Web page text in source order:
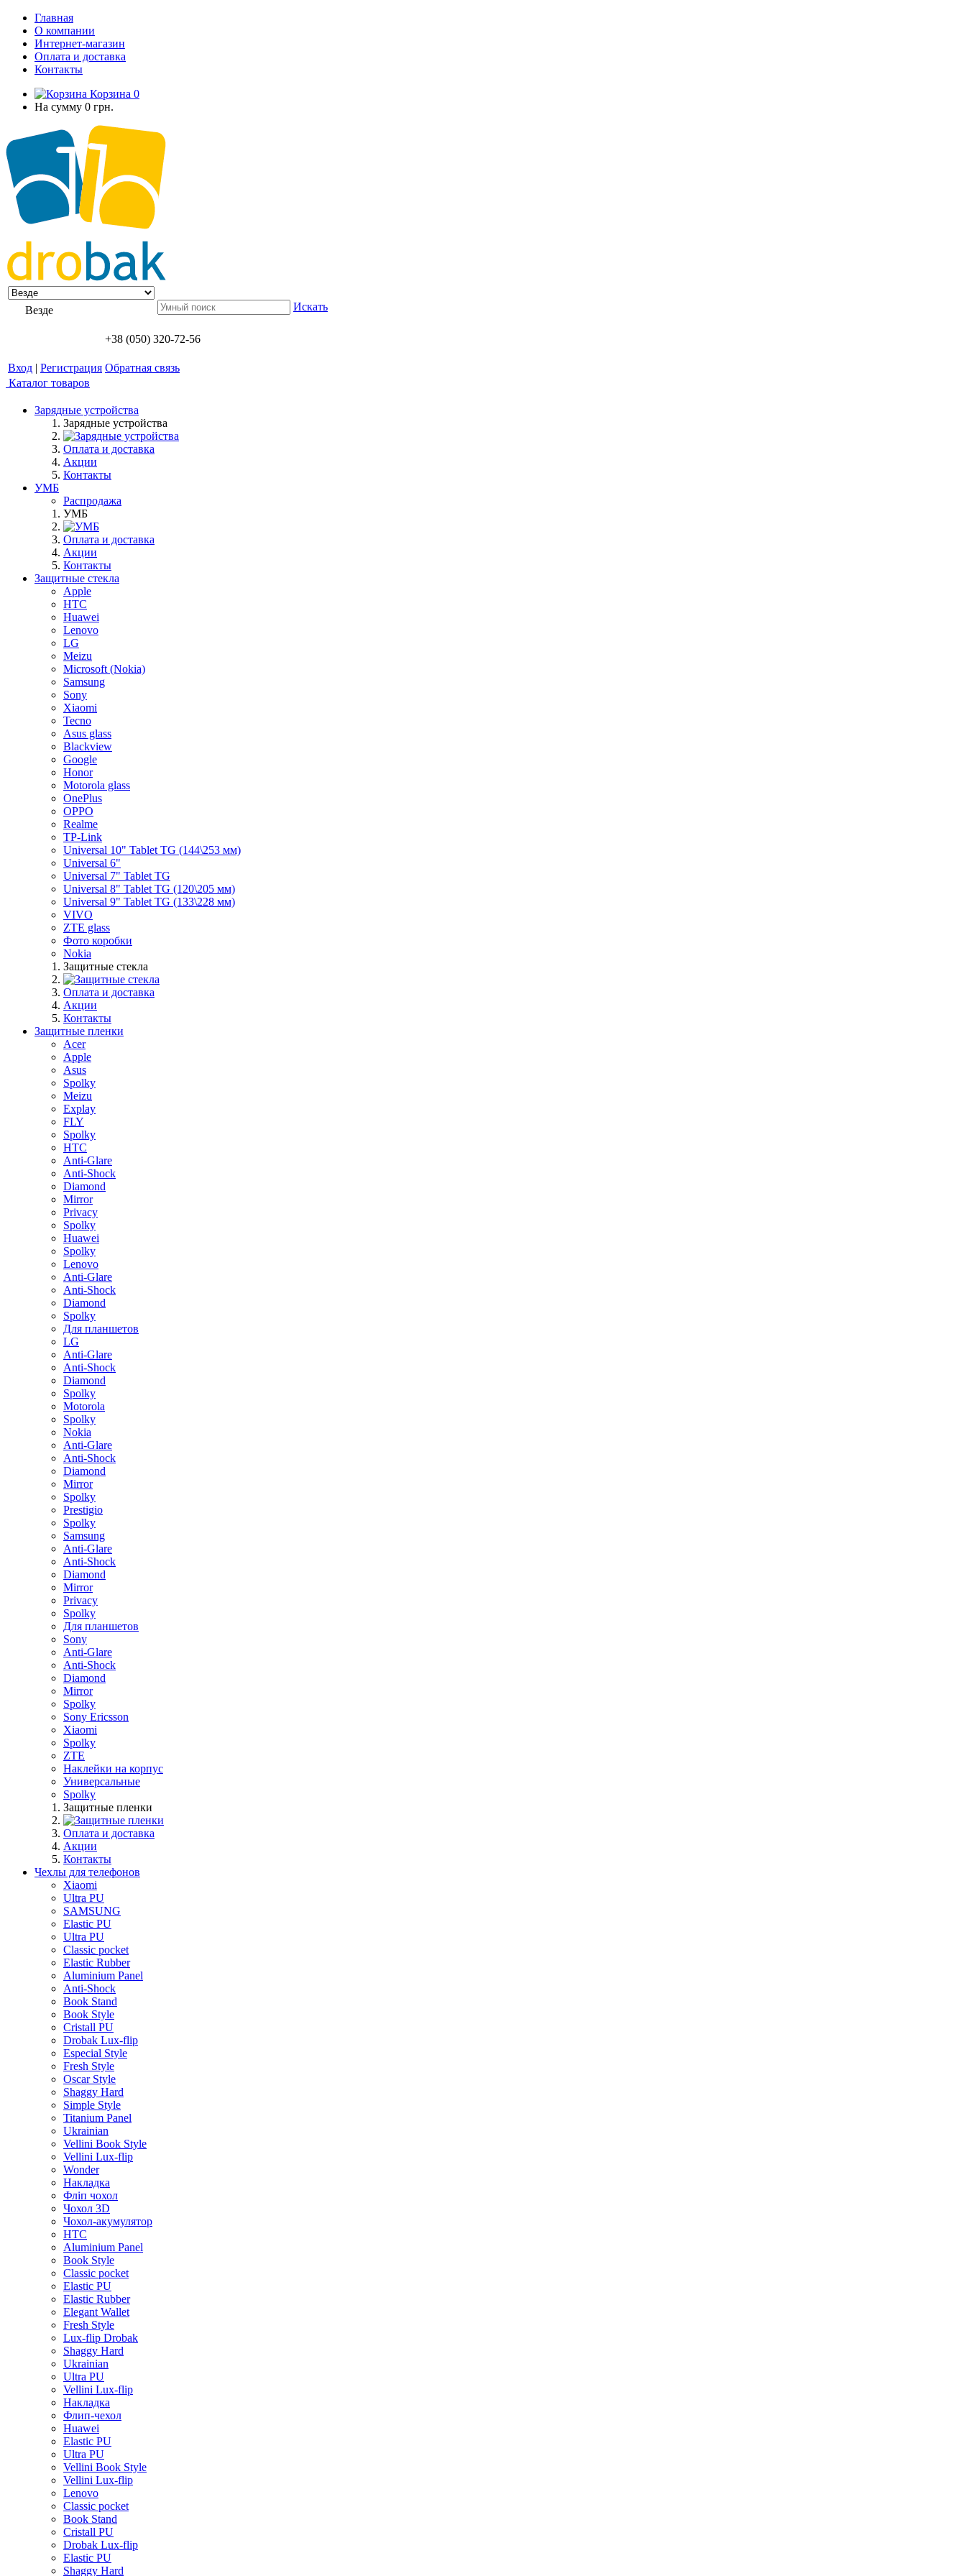
Главная
О компании
Интернет-магазин
Оплата и доставка
Контакты
Корзина 0
На сумму 0 грн.
Везде Искать
+38 (050) 320-72-56
Вход | Регистрация Обратная связь
Каталог товаров
Зарядные устройства
Зарядные устройства
Оплата и доставка
Акции
Контакты
УМБ
Распродажа
УМБ
Оплата и доставка
Акции
Контакты
Защитные стекла
Apple
HTC
Huawei
Lenovo
LG
Meizu
Microsoft (Nokia)
Samsung
Sony
Xiaomi
Tecno
Asus glass
Blackview
Google
Honor
Motorola glass
OnePlus
OPPO
Realme
TP-Link
Universal 10" Tablet TG (144\253 мм)
Universal 6"
Universal 7" Tablet TG
Universal 8" Tablet TG (120\205 мм)
Universal 9" Tablet TG (133\228 мм)
VIVO
ZTE glass
Фото коробки
Nokia
Защитные стекла
Оплата и доставка
Акции
Контакты
Защитные пленки
Acer
Apple
Asus
Spolky
Meizu
Explay
FLY
Spolky
HTC
Anti-Glare
Anti-Shock
Diamond
Mirror
Privacy
Spolky
Huawei
Spolky
Lenovo
Anti-Glare
Anti-Shock
Diamond
Spolky
Для планшетов
LG
Anti-Glare
Anti-Shock
Diamond
Spolky
Motorola
Spolky
Nokia
Anti-Glare
Anti-Shock
Diamond
Mirror
Spolky
Prestigio
Spolky
Samsung
Anti-Glare
Anti-Shock
Diamond
Mirror
Privacy
Spolky
Для планшетов
Sony
Anti-Glare
Anti-Shock
Diamond
Mirror
Spolky
Sony Ericsson
Xiaomi
Spolky
ZTE
Наклейки на корпус
Универсальные
Spolky
Защитные пленки
Оплата и доставка
Акции
Контакты
Чехлы для телефонов
Xiaomi
Ultra PU
SAMSUNG
Elastic PU
Ultra PU
Classic pocket
Elastic Rubber
Aluminium Panel
Anti-Shock
Book Stand
Book Style
Cristall PU
Drobak Lux-flip
Especial Style
Fresh Style
Oscar Style
Shaggy Hard
Simple Style
Titanium Panel
Ukrainian
Vellini Book Style
Vellini Lux-flip
Wonder
Накладка
Фліп чохол
Чохол 3D
Чохол-акумулятор
HTC
Aluminium Panel
Book Style
Classic pocket
Elastic PU
Elastic Rubber
Elegant Wallet
Fresh Style
Lux-flip Drobak
Shaggy Hard
Ukrainian
Ultra PU
Vellini Lux-flip
Накладка
Флип-чехол
Huawei
Elastic PU
Ultra PU
Vellini Book Style
Vellini Lux-flip
Lenovo
Classic pocket
Book Stand
Cristall PU
Drobak Lux-flip
Elastic PU
Shaggy Hard